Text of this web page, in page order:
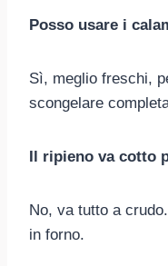
Posso usare i
Sì, meglio freschi,
scongelare
Il ripieno va cotto
No, va tutto a
in forno.